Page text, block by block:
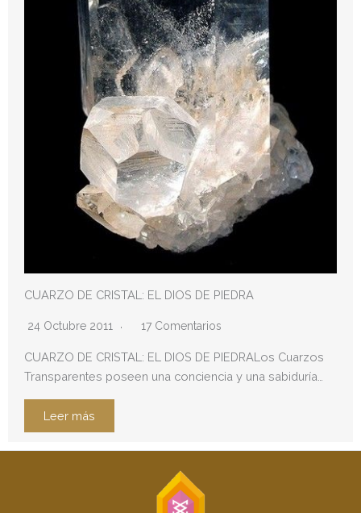
CUARZO DE CRISTAL: EL DIOS DE PIEDRA
24 Octubre 2011 17 Comentarios
CUARZO DE CRISTAL: EL DIOS DE PIEDRALos Cuarzos
Transparentes poseen una conciencia y una sabiduría…
Leer más